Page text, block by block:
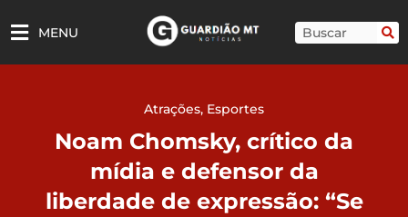
para
MENU Pesquisar
Atrações, Esportes
Noam Chomsky, crítico da
mídia e defensor da
liberdade de expressão: “Se